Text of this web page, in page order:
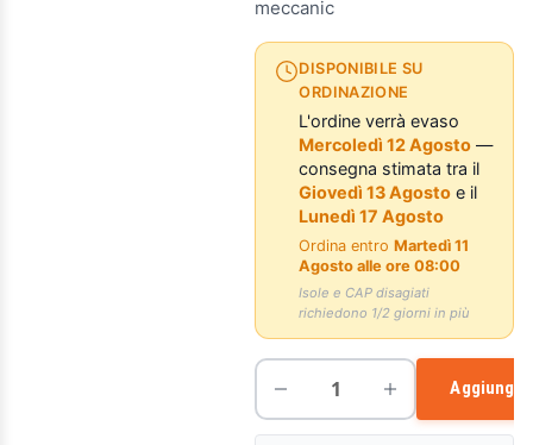
meccanic
DISPONIBILE SU
ORDINAZIONE
L'ordine verrà evaso
Mercoledì 12 Agosto —
consegna stimata tra il
Giovedì 13 Agosto e il
Lunedì 17 Agosto
Ordina entroMartedì 11
Agosto alle ore 08:00
Isole e CAP disagiati
richiedono 1/2 giorni in più
Aggiungi